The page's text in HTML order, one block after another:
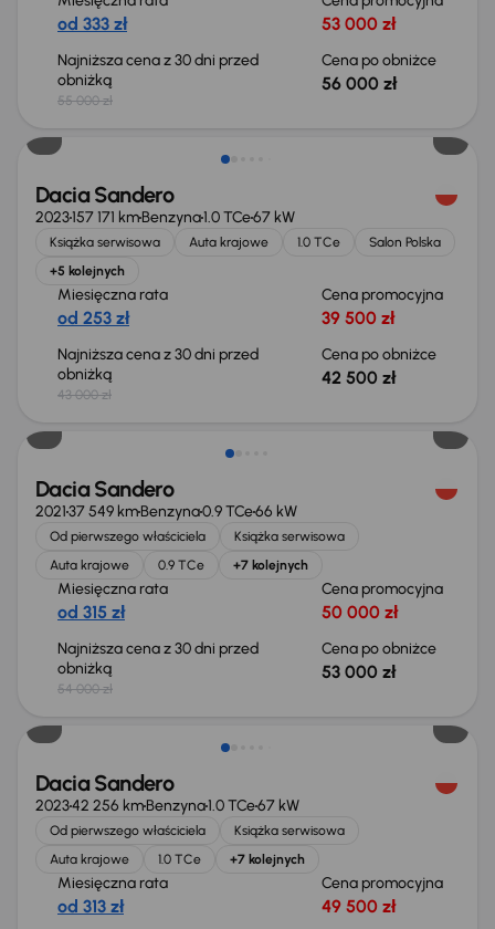
od 333 zł 53 000 zł
Najniższa cena z 30 dni przed
obniżką
55 000 zł
Cena po obniżce
56 000 zł
Taniej o 500 zł
Dacia Sandero
2023157 171 kmBenzyna1.0 TCe67 kW
Książka serwisowa Auta krajowe 1.0 TCe
Salon Polska
+5 kolejnych
Miesięczna rata
od 253 zł
Cena promocyjna
39 500 zł
Najniższa cena z 30 dni przed
obniżką
43 000 zł
Cena po obniżce
42 500 zł
Taniej o 1 000 zł
Dacia Sandero
202137 549 kmBenzyna0.9 TCe66 kW
Od pierwszego właściciela
Książka serwisowa
Auta krajowe
0.9 TCe +7 kolejnych
Miesięczna rata
od 315 zł
Cena promocyjna
50 000 zł
Najniższa cena z 30 dni przed
obniżką
54 000 zł
Cena po obniżce
53 000 zł
Dacia Sandero
202342 256 kmBenzyna1.0 TCe67 kW
Od pierwszego właściciela
Książka serwisowa
Auta krajowe
1.0 TCe +7 kolejnych
Miesięczna rata
od 313 zł
Cena promocyjna
49 500 zł